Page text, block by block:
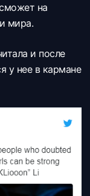
на
мира.
и после
у нее в кармане